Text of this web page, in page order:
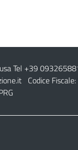
Tel +39
Codice